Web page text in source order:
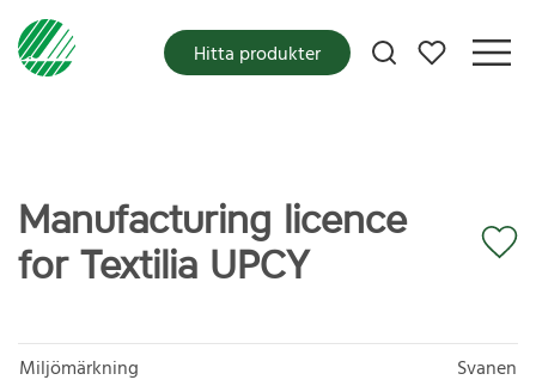
Mina favoriter
Hitta produkter
Manufacturing licence
for Textilia UPCY
Miljömärkning
Svanen